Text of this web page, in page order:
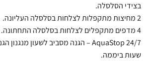
בצידי הסלסלה.
2 מחיצות מתקפלות לצלחות בסלסלה העליונה.
4 מדפים מתקפלים לצלחות בסלסלה התחתונה.
שעות ביממה.